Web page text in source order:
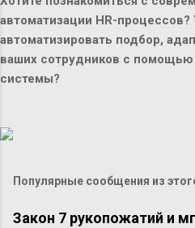
автоматизации HR-процессов?
автоматизировать подбор,
ваших сотрудников с помощью
системы?
Популярные сообщения из
Закон 7 рукопожатий и